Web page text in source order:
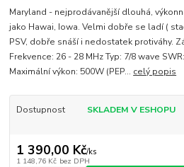
Maryland - nejprodávanější dlouhá,
jako Hawai, Iowa. Velmi dobře se ladí (
PSV, dobře snáší i nedostatek protiváhy.
Frekvence: 26 - 28 MHz Typ: 7/8 wave
Maximální výkon: 500W (PEP... celý popis
Dostupnost SKLADEM V ESHOPU
1 390,00 Kč/ks
1 148,76 Kč bez DPH